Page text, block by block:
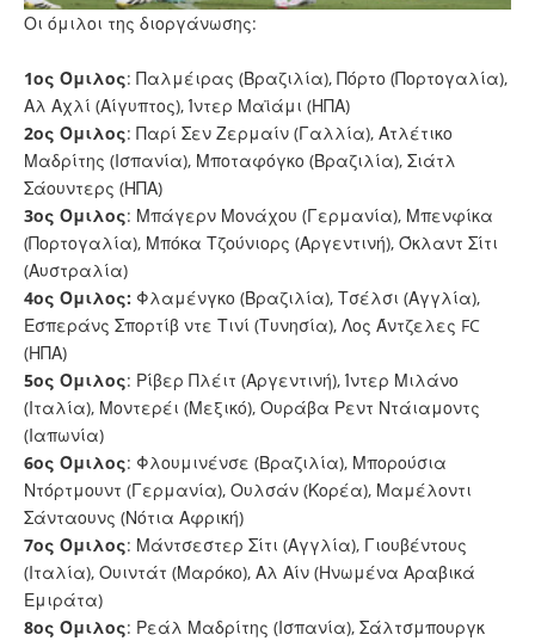
Οι όμιλοι της διοργάνωσης:
1ος Όμιλος: Παλμέιρας (Βραζιλία), Πόρτο (Πορτογαλία),
Αλ Αχλί (Αίγυπτος), Ίντερ Μαϊάμι (ΗΠΑ)
2ος Όμιλος: Παρί Σεν Ζερμαίν (Γαλλία), Ατλέτικο
Μαδρίτης (Ισπανία), Μποταφόγκο (Βραζιλία), Σιάτλ
Σάουντερς (ΗΠΑ)
3ος Όμιλος: Μπάγερν Μονάχου (Γερμανία), Μπενφίκα
(Πορτογαλία), Μπόκα Τζούνιορς (Αργεντινή), Όκλαντ Σίτι
(Αυστραλία)
4ος Όμιλος: Φλαμένγκο (Βραζιλία), Τσέλσι (Αγγλία),
Εσπεράνς Σπορτίβ ντε Τινί (Τυνησία), Λος Άντζελες FC
(ΗΠΑ)
5ος Όμιλος: Ρίβερ Πλέιτ (Αργεντινή), Ίντερ Μιλάνο
(Ιταλία), Μοντερέι (Μεξικό), Ουράβα Ρεντ Ντάιαμοντς
(Ιαπωνία)
6ος Όμιλος: Φλουμινένσε (Βραζιλία), Μπορούσια
Ντόρτμουντ (Γερμανία), Ουλσάν (Κορέα), Μαμέλοντι
Σάνταουνς (Νότια Αφρική)
7ος Όμιλος: Μάντσεστερ Σίτι (Αγγλία), Γιουβέντους
(Ιταλία), Ουιντάτ (Μαρόκο), Αλ Αίν (Ηνωμένα Αραβικά
Εμιράτα)
8ος Όμιλος: Ρεάλ Μαδρίτης (Ισπανία), Σάλτσμπουργκ